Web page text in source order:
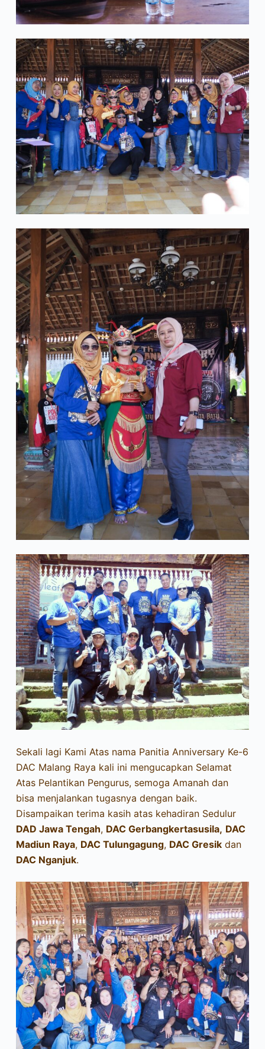
Sekali lagi Kami Atas nama Panitia Anniversary Ke-6
DAC Malang Raya kali ini mengucapkan Selamat
Atas Pelantikan Pengurus, semoga Amanah dan
bisa menjalankan tugasnya dengan baik.
Disampaikan terima kasih atas kehadiran Sedulur
DAD Jawa Tengah, DAC Gerbangkertasusila, DAC
Madiun Raya, DAC Tulungagung, DAC Gresikdan
DAC Nganjuk.